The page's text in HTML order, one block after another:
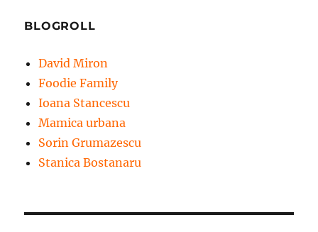
BLOGROLL
David Miron
Foodie Family
Ioana Stancescu
Mamica urbana
Sorin Grumazescu
Stanica Bostanaru